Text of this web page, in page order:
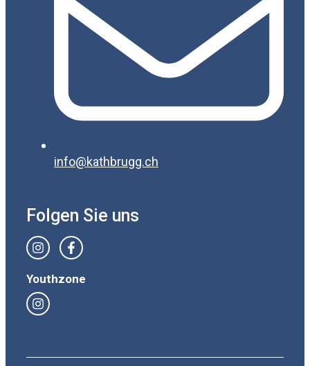
info@kathbrugg.ch
Folgen Sie uns
Youthzone